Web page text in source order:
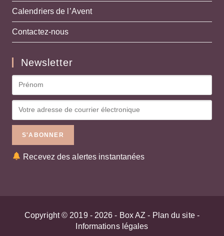
Calendriers de l’Avent
Contactez-nous
Newsletter
Recevez des alertes instantanées
Copyright © 2019 - 2026 - Box AZ - Plan du site-
Informations légales